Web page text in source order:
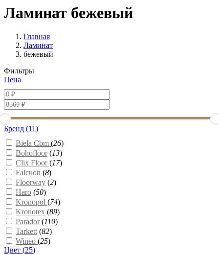
Ламинат бежевый
Главная
Ламинат
бежевый
Фильтры
Цена
Бренд (11)
Biela Cbm (26)
Bohofloor(13)
Clix Floor(17)
Falcuon (8)
Floorway (2)
Haro (50)
Kronopol (74)
Kronotex (89)
Parador(110)
Tarkett (82)
Wineo (25)
Цвет (25)